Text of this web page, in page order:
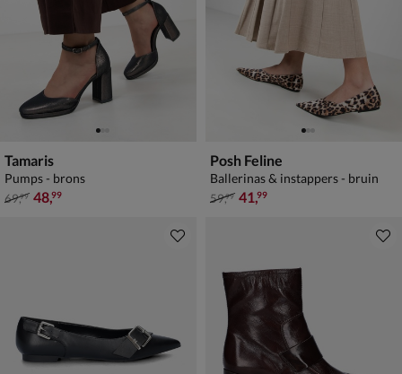
Tamaris
Pumps - brons
van € 69,99 voor € 48,99
69,99 48,99
Posh Feline
Ballerinas & instappers - bruin
van € 59,99 voor € 41,99
59,99 41,99